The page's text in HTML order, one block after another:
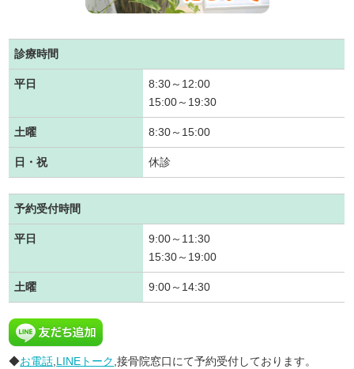
診療時間
平日
8:30～12:00
15:00～19:30
土曜 8:30～15:00
日・祝 休診
予約受付時間
平日
9:00～11:30
15:30～19:00
土曜 9:00～14:30
◆お電話 LINEトーク ,接骨院窓口にて予約受付しております。